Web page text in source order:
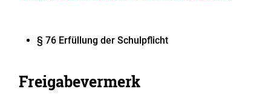
§ 76 Erfüllung der Schulpflicht
Freigabevermerk